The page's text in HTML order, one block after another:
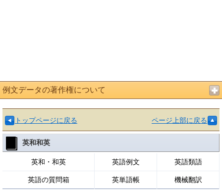
例文データの著作権について
トップページに戻る ページ上部に戻る
英和和英
英和・和英 英語例文 英語類語
英語の質問箱 英単語帳 機械翻訳